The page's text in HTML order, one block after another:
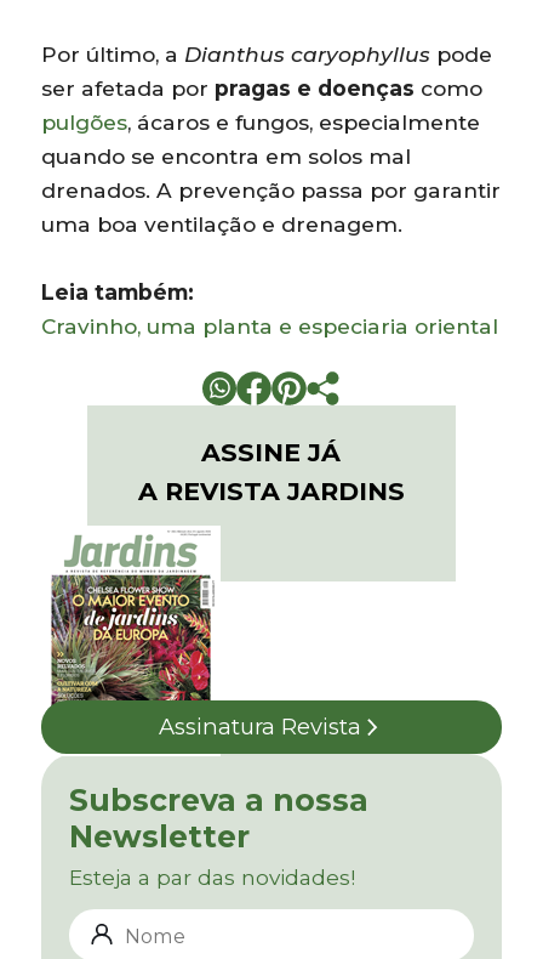
Por último, a Dianthus caryophyllus pode
ser afetada por pragas e doenças como
pulgões, ácaros e fungos, especialmente
quando se encontra em solos mal
drenados. A prevenção passa por garantir
uma boa ventilação e drenagem.
Leia também:
Cravinho, uma planta e especiaria oriental
ASSINE JÁ
A REVISTA JARDINS
Assinatura Revista
Subscreva a nossa
Newsletter
Esteja a par das novidades!